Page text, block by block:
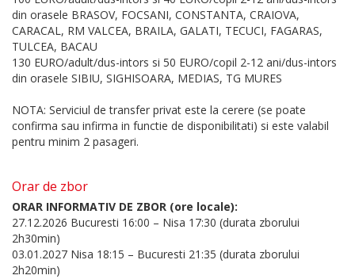
din orasele BRASOV, FOCSANI, CONSTANTA, CRAIOVA,
CARACAL, RM VALCEA, BRAILA, GALATI, TECUCI, FAGARAS,
TULCEA, BACAU
130 EURO/adult/dus-intors si 50 EURO/copil 2-12 ani/dus-intors
din orasele SIBIU, SIGHISOARA, MEDIAS, TG MURES
NOTA: Serviciul de transfer privat este la cerere (se poate
confirma sau infirma in functie de disponibilitati) si este valabil
pentru minim 2 pasageri.
Orar de zbor
ORAR INFORMATIV DE ZBOR (ore locale):
27.12.2026 Bucuresti 16:00 – Nisa 17:30 (durata zborului
2h30min)
03.01.2027 Nisa 18:15 – Bucuresti 21:35 (durata zborului
2h20min)